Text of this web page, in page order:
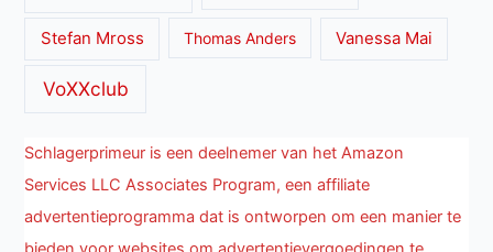
Stefan Mross Thomas Anders Vanessa Mai
VoXXclub
Schlagerprimeur is een deelnemer van het Amazon
Services LLC Associates Program, een affiliate
advertentieprogramma dat is ontworpen om een manier te